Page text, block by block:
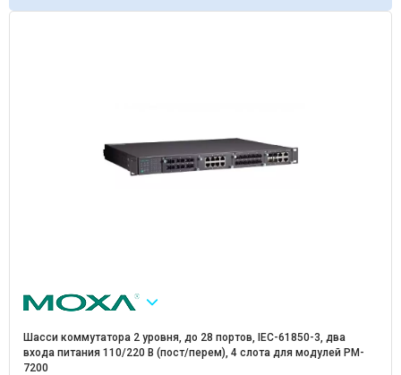
Шасси коммутатора 2 уровня, до 28 портов, IEC-61850-3, два
входа питания 110/220 В (пост/перем), 4 слота для модулей PM-
7200